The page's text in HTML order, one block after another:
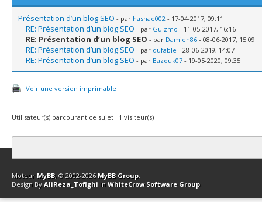
Présentation d’un blog SEO - par hasnae002 - 17-04-2017, 09:11
RE: Présentation d’un blog SEO - par Guizmo - 11-05-2017, 16:16
RE: Présentation d’un blog SEO - par Damien86 - 08-06-2017, 15:09
RE: Présentation d’un blog SEO - par dufable - 28-06-2019, 14:07
RE: Présentation d’un blog SEO - par Bazouk07 - 19-05-2020, 09:35
Voir une version imprimable
Utilisateur(s) parcourant ce sujet : 1 visiteur(s)
Contact Club Affiliation Retourner en haut Version bas-débit
Moteur MyBB, © 2002-2026 MyBB Group.
Design By AliReza_Tofighi In WhiteCrow Software Group.